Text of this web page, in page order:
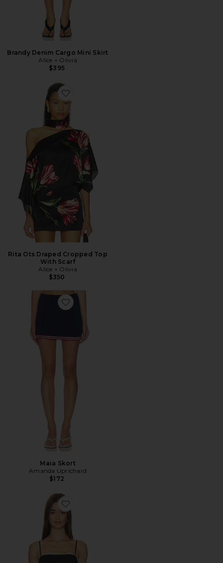
Brandy Denim Cargo Mini Skirt
Alice + Olivia
$395
Favorite Rita Ots Draped Cropped Top With Scarf
Rita Ots Draped Cropped Top
With Scarf
Alice + Olivia
$350
Favorite Maia Skort
Maia Skort
Amanda Uprichard
$172
Favorite Audra Top